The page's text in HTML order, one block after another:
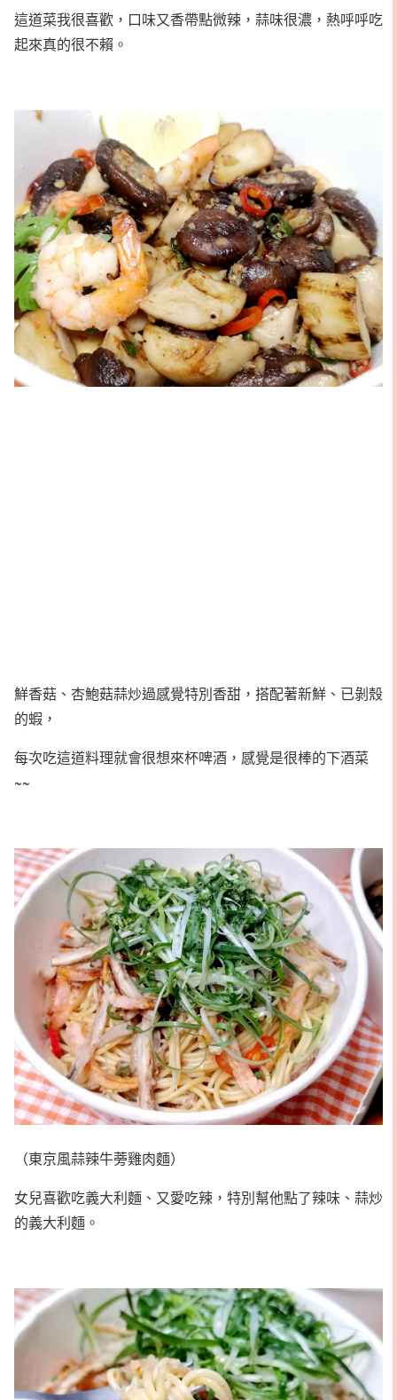
這道菜我很喜歡，口味又香帶點微辣，蒜味很濃，熱呼呼吃
起來真的很不賴。
鮮香菇、杏鮑菇蒜炒過感覺特別香甜，搭配著新鮮、已剝殼
的蝦，
每次吃這道料理就會很想來杯啤酒，感覺是很棒的下酒菜
~~
（東京風蒜辣牛蒡雞肉麵）
女兒喜歡吃義大利麵、又愛吃辣，特別幫他點了辣味、蒜炒
的義大利麵。